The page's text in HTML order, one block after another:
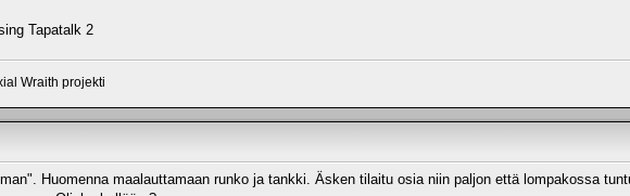
Tapatalk 2
Wraith projekti
Huomenna maalauttamaan runko ja tankki. Äsken tilaitu osia niin paljon että lompakossa